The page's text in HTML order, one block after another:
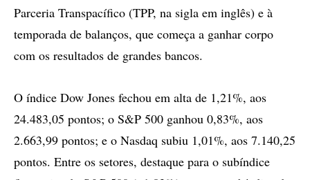
Parceria Transpacífico (TPP, na sigla em inglês) e à
temporada de balanços, que começa a ganhar corpo
com os resultados de grandes bancos.
O índice Dow Jones fechou em alta de 1,21%, aos
24.483,05 pontos; o S&P 500 ganhou 0,83%, aos
2.663,99 pontos; e o Nasdaq subiu 1,01%, aos 7.140,25
pontos. Entre os setores, destaque para o subíndice